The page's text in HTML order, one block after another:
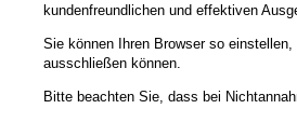
kundenfreundlichen und effektiven
Sie können Ihren Browser so
ausschließen können.
Bitte beachten Sie, dass bei